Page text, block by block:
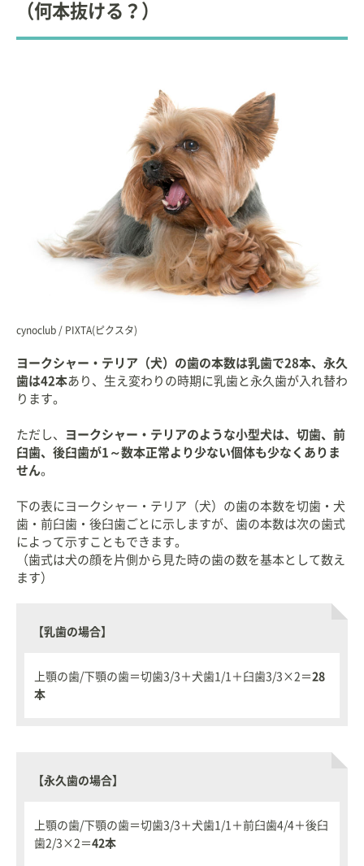
（何本抜ける？）
cynoclub / PIXTA(ピクスタ)
ヨークシャー・テリア（犬）の歯の本数は乳歯で28本、永久
歯は42本あり、生え変わりの時期に乳歯と永久歯が入れ替わ
ります。
ただし、
ヨークシャー・テリアのような小型犬は、切歯、前
臼歯、後臼歯が1～数本正常より少ない個体も少なくありま
せん。
下の表にヨークシャー・テリア（犬）の歯の本数を切歯・犬
歯・前臼歯・後臼歯ごとに示しますが、歯の本数は次の歯式
によって示すこともできます。
（歯式は犬の顔を片側から見た時の歯の数を基本として数え
ます）
【乳歯の場合】
上顎の歯/下顎の歯＝切歯3/3＋犬歯1/1＋臼歯3/3×2＝28
本
【永久歯の場合】
上顎の歯/下顎の歯＝切歯3/3＋犬歯1/1＋前臼歯4/4＋後臼
歯2/3×2＝42本